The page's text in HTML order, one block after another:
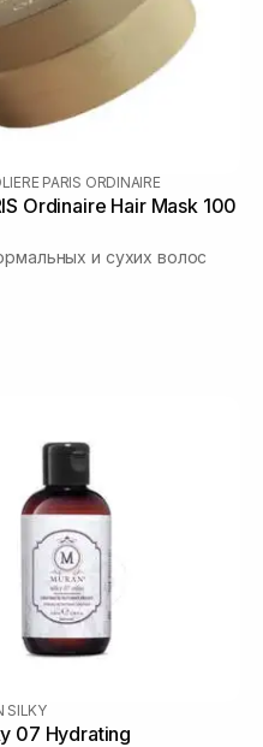
PARIS ORDINAIRE
Ordinaire Hair Mask 100
и сухих волос
SILKY
07 Hydrating